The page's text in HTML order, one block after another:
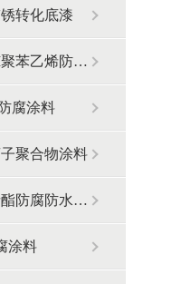
转化底漆
881LM聚苯乙烯防腐涂料
腐涂料
聚合物涂料
丙乙烯酯防腐防水涂料
涂料